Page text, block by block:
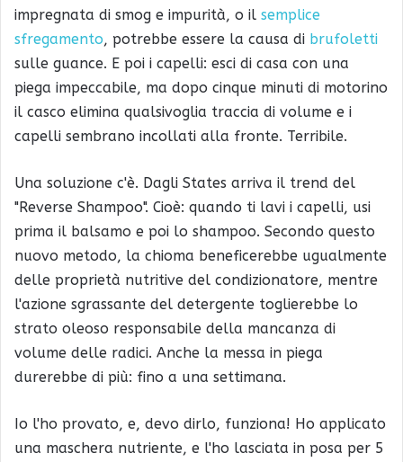
impregnata di smog e impurità, o il semplice
sfregamento, potrebbe essere la causa di brufoletti
sulle guance. E poi i capelli: esci di casa con una
piega impeccabile, ma dopo cinque minuti di motorino
il casco elimina qualsivoglia traccia di volume e i
capelli sembrano incollati alla fronte. Terribile.
Una soluzione c'è. Dagli States arriva il trend del
"Reverse Shampoo". Cioè: quando ti lavi i capelli, usi
prima il balsamo e poi lo shampoo. Secondo questo
nuovo metodo, la chioma beneficerebbe ugualmente
delle proprietà nutritive del condizionatore, mentre
l'azione sgrassante del detergente toglierebbe lo
strato oleoso responsabile della mancanza di
volume delle radici. Anche la messa in piega
durerebbe di più: fino a una settimana.
Io l'ho provato, e, devo dirlo, funziona! Ho applicato
una maschera nutriente, e l'ho lasciata in posa per 5